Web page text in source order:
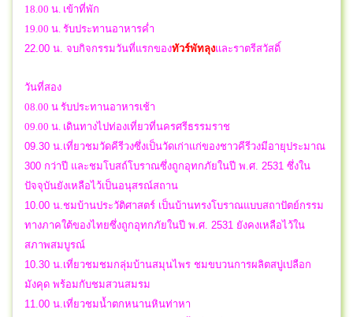
18.00 น. เข้าที่พัก
19.00 น. รับประทานอาหารค่ำ
22.00 น. จบกิจกรรมวันที่แรกของทัวร์พัทลุงและราตรีสวัสดิ์
วันที่สอง
08.00 น รับประทานอาหารเช้า
09.00 น. เดินทางไปท่องเที่ยวที่นครศรีธรรมราช
09.30 น.เที่ยวชมวัดคีรีวงซึ่งเป็นวัดเก่าแก่ของชาวคีรีวงมีอายุประมาณ
300 กว่าปี และชมโบสถ์โบราณซึ่งถูกอุทกภัยในปี พ.ศ. 2531 ซึ่งใน
ปัจจุบันยังเหลือไว้เป็นอนุสรณ์สถาน
10.00 น.ชมบ้านประวัติศาสตร์ เป็นบ้านทรงโบราณแบบสถาปัตย์กรรม
ทางภาคใต้ของไทยซึ่งถูกอุทกภัยในปี พ.ศ. 2531 ยังคงเหลือไว้ใน
สภาพสมบูรณ์
10.30 น.เที่ยวชมชมกลุ่มบ้านสมุนไพร ชมขบวนการผลิตสบู่เปลือก
มังคุด พร้อมกับชมสวนสมรม
11.00 น.เที่ยวชมน้ำตกหนานหินท่าหา